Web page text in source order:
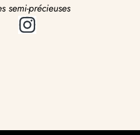
semi-précieuses